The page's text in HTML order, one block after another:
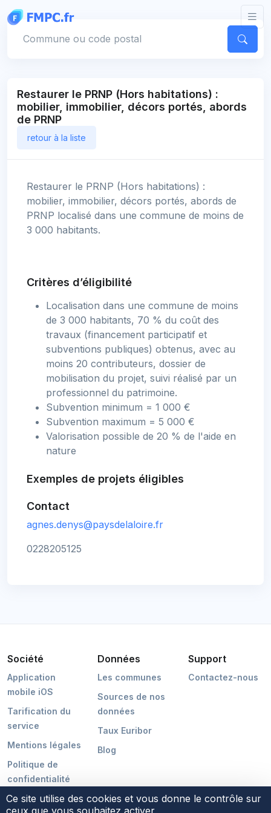
Restaurer le PRNP (Hors habitations) :
mobilier, immobilier, décors portés, abords
de PRNP
retour à la liste
Restaurer le PRNP (Hors habitations) :
mobilier, immobilier, décors portés, abords de
PRNP localisé dans une commune de moins de
3 000 habitants.
Critères d’éligibilité
Localisation dans une commune de moins
de 3 000 habitants, 70 % du coût des
travaux (financement participatif et
subventions publiques) obtenus, avec au
moins 20 contributeurs, dossier de
mobilisation du projet, suivi réalisé par un
professionnel du patrimoine.
Subvention minimum = 1 000 €
Subvention maximum = 5 000 €
Valorisation possible de 20 % de l'aide en
nature
Exemples de projets éligibles
Contact
agnes.denys@paysdelaloire.fr
0228205125
Société
Application
mobile iOS
Tarification du
service
Mentions légales
Politique de
confidentialité
Données
Les communes
Sources de nos
données
Taux Euribor
Blog
Support
Contactez-nous
Panneau de gestion des cookies
Ce site utilise des cookies et vous donne le contrôle sur
ceux que vous souhaitez activer